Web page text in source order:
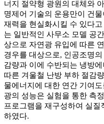
너지 절약형 광원의 대체와
명제어 기술의 운용만이 건
재력을 현실화시킬 수 있다
는 일반적인 사무소 모델 공
상으로 자연광 유입에 따른
경우를 대상으로, 인공조명
감량과 이에 수반되는 냉방
따른 겨울철 난방 부하 절감
물에너지에 대한 연간 기여
광의 성능은 실험을 통한 측
프로그램을 재구성하여 실
하였다.